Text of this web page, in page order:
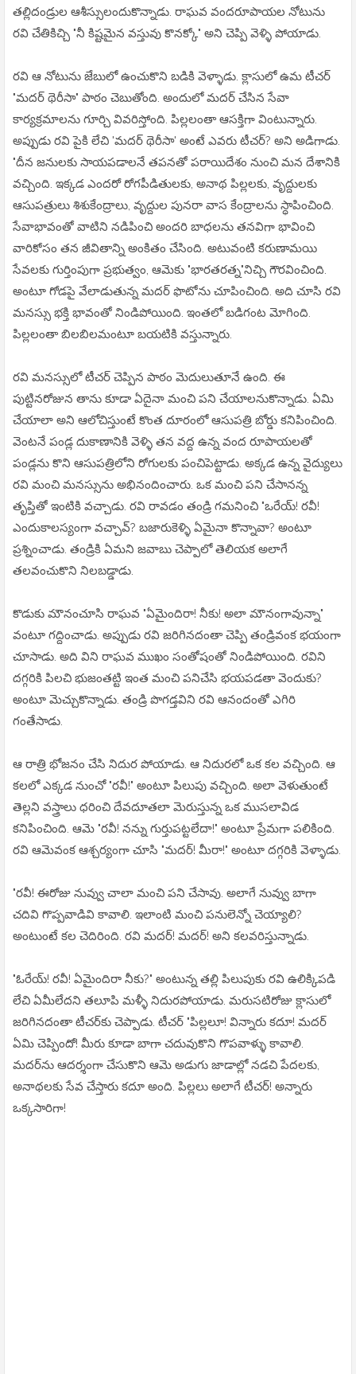
తల్లిదండ్రుల ఆశీస్సులందుకొన్నాడు. రాఘవ వందరూపాయల నోటును
రవి చేతికిచ్చి "నీ కిష్టమైన వస్తువు కొనక్కో" అని చెప్పి వెళ్ళి పోయాడు.
రవి ఆ నోటును జేబులో ఉంచుకొని బడికి వెళ్ళాడు. క్లాసులో ఉమ టీచర్
"మదర్ థెరీసా" పాఠం చెబుతోంది. అందులో మదర్ చేసిన సేవా
కార్యక్రమాలను గూర్చి వివరిస్తోంది. పిల్లలంతా ఆసక్తిగా వింటున్నారు.
అప్పుడు రవి పైకి లేచి 'మదర్ థెరీసా' అంటే ఎవరు టీచర్? అని అడిగాడు.
"దీన జనులకు సాయపడాలనే తపనతో పరాయిదేశం నుంచి మన దేశానికి
వచ్చింది. ఇక్కడ ఎందరో రోగపీడితులకు, అనాథ పిల్లలకు, వృద్దులకు
ఆసుపత్రులు శిశుకేంద్రాలు, వృద్దుల పునరా వాస కేంద్రాలను స్ధాపించింది.
సేవాభావంతో వాటిని నడిపించి అందరి బాధలను తనవిగా భావించి
వారికోసం తన జీవితాన్ని అంకితం చేసింది. అటువంటి కరుణామయి
సేవలకు గుర్తింపుగా ప్రభుత్వం, ఆమెకు "భారతరత్న"నిచ్చి గౌరవించింది.
అంటూ గోడపై వేలాడుతున్న మదర్ ఫొటోను చూపించింది. అది చూసి రవి
మనస్సు భక్తి భావంతో నిండిపోయింది. ఇంతలో బడిగంట మోగింది.
పిల్లలంతా బిలబిలమంటూ బయటికి వస్తున్నారు.
రవి మనస్సులో టీచర్ చెప్పిన పాఠం మెదులుతూనే ఉంది. ఈ
పుట్టినరోజున తాను కూడా ఏదైనా మంచి పని చేయాలనుకొన్నాడు. ఏమి
చేయాలా అని ఆలోచిస్తుంటే కొంత దూరంలో ఆసుపత్రి బోర్డు కనిపించింది.
వెంటనే పండ్ల దుకాణానికి వెళ్ళి తన వద్ద ఉన్న వంద రూపాయలతో
పండ్లను కొని ఆసుపత్రిలోని రోగులకు పంచిపెట్టాడు. అక్కడ ఉన్న వైద్యులు
రవి మంచి మనస్సును అభినందించారు. ఒక మంచి పని చేసానన్న
తృప్తితో ఇంటికి వచ్చాడు. రవి రావడం తండ్రి గమనించి "ఒరేయ్! రవీ!
ఎందుకాలస్యంగా వచ్చావ్? బజారుకెళ్ళి ఏమైనా కొన్నావా? అంటూ
ప్రశ్నించాడు. తండ్రికి ఏమని జవాబు చెప్పాలో తెలియక అలాగే
తలవంచుకొని నిలబడ్డాడు.
కొడుకు మౌనంచూసి రాఘవ "ఏమైందిరా! నీకు! అలా మౌనంగావున్నా"
వంటూ గద్దించాడు. అప్పుడు రవి జరిగినదంతా చెప్పి తండ్రివంక భయంగా
చూసాడు. అది విని రాఘవ ముఖం సంతోషంతో నిండిపోయింది. రవిని
దగ్గరికి పిలచి భుజంతట్టి ఇంత మంచి పనిచేసి భయపడతా వెందుకు?
అంటూ మెచ్చుకొన్నాడు. తండ్రి పొగడ్తవిని రవి ఆనందంతో ఎగిరి
గంతేసాడు.
ఆ రాత్రి భోజనం చేసి నిదుర పోయాడు. ఆ నిదురలో ఒక కల వచ్చింది. ఆ
కలలో ఎక్కడ నుంచో "రవీ!" అంటూ పిలుపు వచ్చింది. అలా వెళుతుంటే
తెల్లని వస్త్రాలు ధరించి దేవదూతలా మెరుస్తున్న ఒక ముసలావిడ
కనిపించింది. ఆమె "రవీ! నన్ను గుర్తుపట్టలేదా!" అంటూ ప్రేమగా పలికింది.
రవి ఆమెవంక ఆశ్చర్యంగా చూసి "మదర్! మీరా!" అంటూ దగ్గరికి వెళ్ళాడు.
"రవీ! ఈరోజు నువ్వు చాలా మంచి పని చేసావు. అలాగే నువ్వు బాగా
చదివి గొప్పవాడివి కావాలి. ఇలాంటి మంచి పనులెన్నో చెయ్యాలి?
అంటుంటే కల చెదిరింది. రవి మదర్! మదర్! అని కలవరిస్తున్నాడు.
"ఓరేయ్! రవీ! ఏమైందిరా నీకు?" అంటున్న తల్లి పిలుపుకు రవి ఉలిక్కిపడి
లేచి ఏమీలేదని తలూపి మళ్ళీ నిదురపోయాడు. మరుసటిరోజు క్లాసులో
జరిగినదంతా టీచర్‌కు చెప్పాడు. టీచర్ "పిల్లలూ! విన్నారు కదూ! మదర్
ఏమి చెప్పిందో! మీరు కూడా బాగా చదువుకొని గొపవాళ్ళు కావాలి.
మదర్‌ను ఆదర్శంగా చేసుకొని ఆమె అడుగు జాడాల్లో నడచి పేదలకు,
అనాథలకు సేవ చేస్తారు కదూ అంది. పిల్లలు అలాగే టీచర్! అన్నారు
ఒక్కసారిగా!